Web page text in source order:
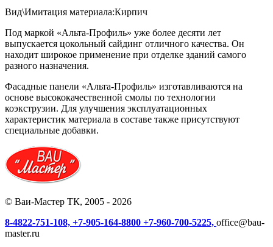
Вид\Имитация материала:Кирпич
Под маркой «Альта-Профиль» уже более десяти лет
выпускается цокольный сайдинг отличного качества. Он
находит широкое применение при отделке зданий самого
разного назначения.
Фасадные панели «Альта-Профиль» изготавливаются на
основе высококачественной смолы по технологии
коэкструзии. Для улучшения эксплуатационных
характеристик материала в составе также присутствуют
специальные добавки.
© Ваи-Мастер ТК, 2005 - 2026
8-4822-751-108, +7-905-164-8800 +7-960-700-5225, office@bau-
master.ru